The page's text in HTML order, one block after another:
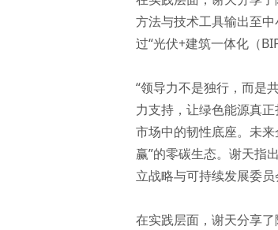
方法与技术工具输出至
过“光伏+建筑一体化（
“领导力不是独行，而是
力支持，让绿色能源真
市场中的韧性底座。未
赢”的零碳生态。谢天指
立战略与可持续发展委
在实践层面，谢天分享